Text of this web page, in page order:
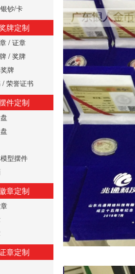
钞/卡
牌定制
/ 证章
/ 奖牌
牌
/ 荣誉证书
件定制
型摆件
章定制
章定制